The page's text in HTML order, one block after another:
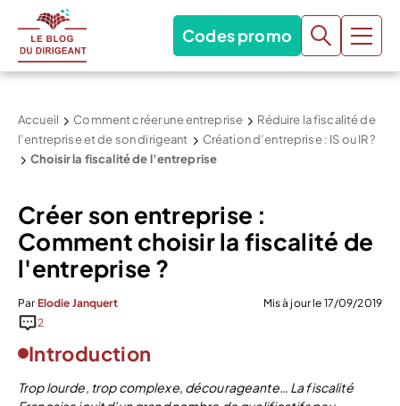
Codes promo
Accueil Comment créer une entreprise
Réduire la fiscalité de
l’entreprise et de son dirigeant
Création d’entreprise : IS ou IR ?
Choisir la fiscalité de l’entreprise
Créer son entreprise :
Comment choisir la fiscalité de
l'entreprise ?
Par Elodie Janquert
Mis à jour le 17/09/2019
2
Introduction
Trop lourde, trop complexe, décourageante… La fiscalité